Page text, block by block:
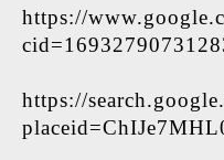
https://
https://